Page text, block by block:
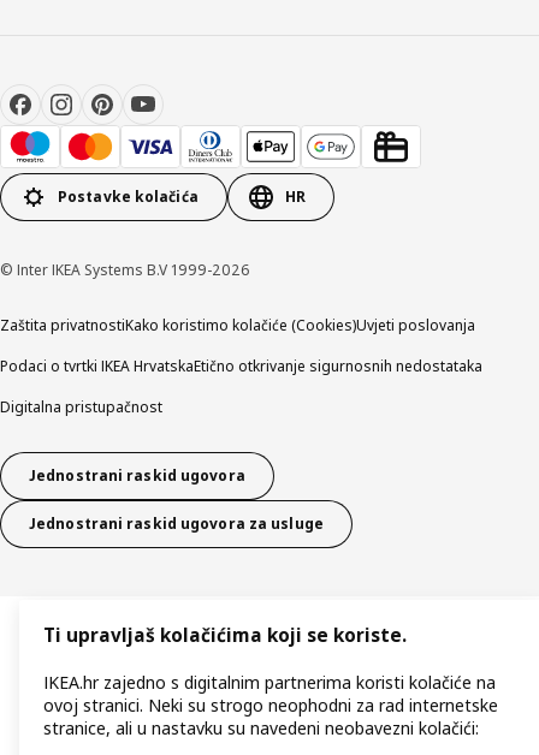
Postavke kolačića HR
© Inter IKEA Systems B.V 1999-2026
Zaštita privatnostiKako koristimo kolačiće (Cookies)Uvjeti poslovanja
Podaci o tvrtki IKEA HrvatskaEtično otkrivanje sigurnosnih nedostataka
Digitalna pristupačnost
Jednostrani raskid ugovora
Jednostrani raskid ugovora za usluge
Ti upravljaš kolačićima koji se koriste.
IKEA.hr zajedno s digitalnim partnerima koristi kolačiće na
ovoj stranici. Neki su strogo neophodni za rad internetske
stranice, ali u nastavku su navedeni neobavezni kolačići: